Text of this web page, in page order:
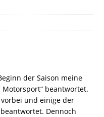
der Saison meine
Motorsport“ beantwortet.
und einige der
Dennoch